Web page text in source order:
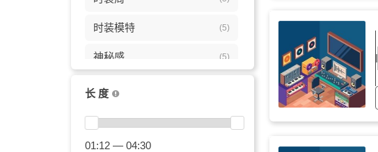
时装模特 (5)
神秘感 (5)
科幻感
节奏布鲁斯
说唱
长 度
01:12 — 04:30